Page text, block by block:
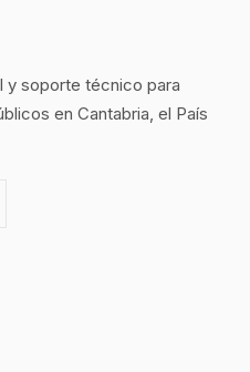
y soporte técnico para
en Cantabria, el País